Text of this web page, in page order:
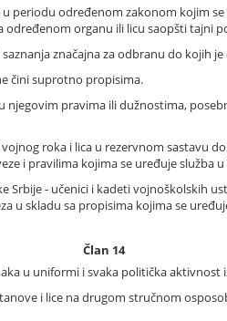
periodu određenom zakonom kojim
određenom organu ili licu saopšti tajni
značajna za odbranu do kojih
čini suprotno propisima.
njegovim pravima ili dužnostima,
roka i lica u rezervnom sastavu
i pravilima kojima se uređuje služba u
- učenici i kadeti vojnoškolskih
u skladu sa propisima kojima se
Član 14
u uniformi i svaka politička aktivnost
i lice na drugom stručnom